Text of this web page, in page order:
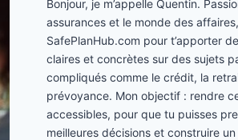
Bonjour, je m’appelle Quentin.
assurances et le monde des affaires,
SafePlanHub.com pour t’apporter
claires et concrètes sur des sujets
compliqués comme le crédit, la
prévoyance. Mon objectif : rendre
accessibles, pour que tu puisses
meilleures décisions et construire